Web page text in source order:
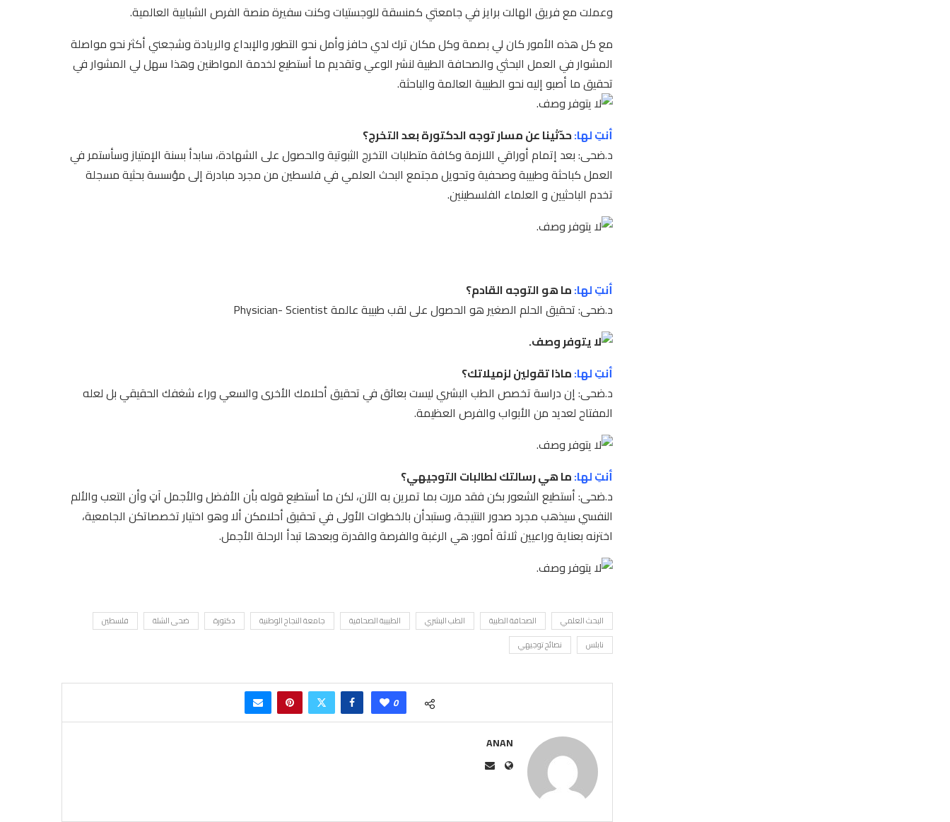
وعملت مع فريق الهالت برايز في جامعتي كمنسقة للوجستيات وكنت سفيرة منصة الفرص الشبابية العالمية.
مع كل هذه الأمور كان لي بصمة وكل مكان ترك لدي حافز وأمل نحو التطور والإبداع والريادة وشجعني أكثر نحو مواصلة
المشوار في العمل البحثي والصحافة الطبية لنشر الوعي وتقديم ما أستطيع لخدمة المواطنين وهذا سهل لي المشوار في
تحقيق ما أصبو إليه نحو الطبيبة العالمة والباحثة.
أنتِ لها:حدّثينا عن مسار توجه الدكتورة بعد التخرج؟
د.ضحى: بعد إتمام أوراقي اللازمة وكافة متطلبات التخرج الثبوتية والحصول على الشهادة، سابدأ بسنة الإمتياز وسأستمر في
العمل كباحثة وطبيبة وصحفية وتحويل مجتمع البحث العلمي في فلسطين من مجرد مبادرة إلى مؤسسة بحثية مسجلة
تخدم الباحثيين و العلماء الفلسطينين.
أنتِ لها:ما هو التوجه القادم؟
د.ضحى: تحقيق الحلم الصغير هو الحصول على لقب طبيبة عالمة Physician- Scientist
أنتِ لها:ماذا تقولين لزميلاتك؟
د.ضحى: إن دراسة تخصص الطب البشري ليست بعائق في تحقيق أحلامك الأخرى والسعي وراء شغفك الحقيقي بل لعله
المفتاح لعديد من الأبواب والفرص العظيمة.
أنتِ لها:ما هي رسالتك لطالبات التوجيهي؟
د.ضحى: أستطيع الشعور بكن فقد مررت بما تمرين به الآن، لكن ما أستطيع قوله بأن الأفضل والأجمل آتٍ وأن التعب والألم
النفسي سيذهب مجرد صدور النتيجة، وستبدأن بالخطوات الأولى في تحقيق أحلامكن ألا وهو اختيار تخصصاتكن الجامعية،
اخترنه بعناية وراعيين ثلاثة أمور: هي الرغبة والفرصة والقدرة وبعدها تبدأ الرحلة الأجمل.
البحث العلمي الصحافة الطبية الطب البشري الطبيبة الصحافية جامعة النجاح الوطنية دكتورة ضحى الشلة
فلسطين
نابلس
نصائح توجيهي
0
ANAN